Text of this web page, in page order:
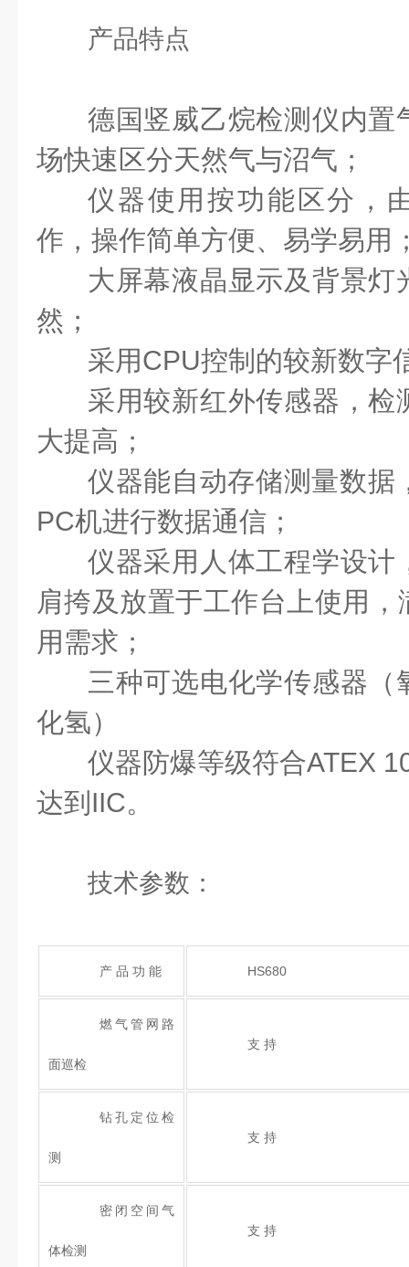
产品特点
德国竖威乙烷检测仪内置
场快速区分天然气与沼气；
仪器使用按功能区分，
作，操作简单方便、易学易用
大屏幕液晶显示及背景灯
然；
采用CPU控制的较新数字
采用较新红外传感器，检
大提高；
仪器能自动存储测量数据
PC机进行数据通信；
仪器采用人体工程学设计
肩挎及放置于工作台上使用
用需求；
三种可选电化学传感器（
化氢）
仪器防爆等级符合ATEX
达到IIC。
技术参数：
产 品 功 能 HS680
燃气管网路
面巡检
支 持
钻孔定位检
测
支 持
密闭空间气
体检测
支 持